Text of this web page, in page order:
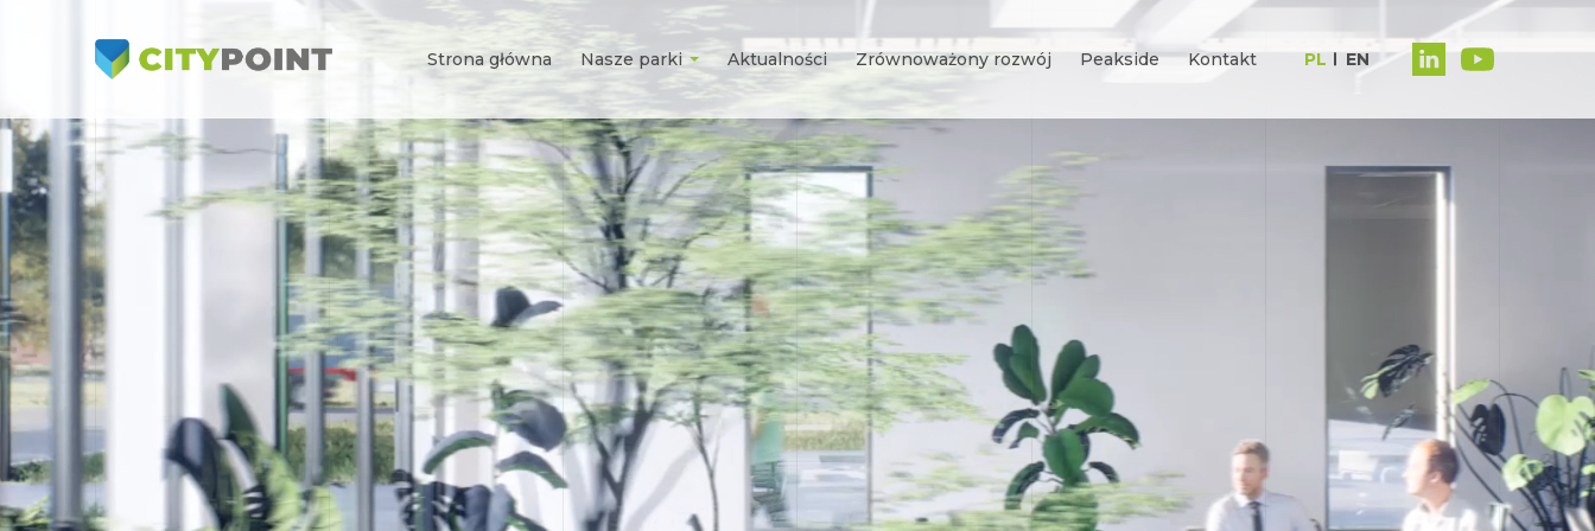
Strona główna Nasze parki Aktualności Zrównoważony rozwój Peakside Kontakt PL EN